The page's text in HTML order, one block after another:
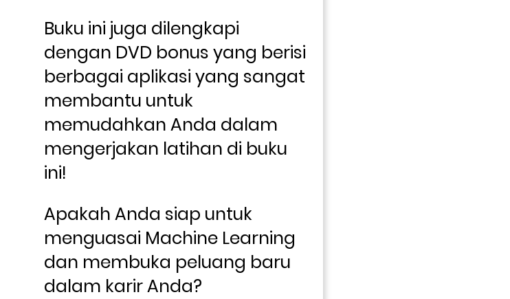
Buku ini juga dilengkapi
dengan DVD bonus yang berisi
berbagai aplikasi yang sangat
membantu untuk
memudahkan Anda dalam
mengerjakan latihan di buku
ini!
Apakah Anda siap untuk
menguasai Machine Learning
dan membuka peluang baru
dalam karir Anda?